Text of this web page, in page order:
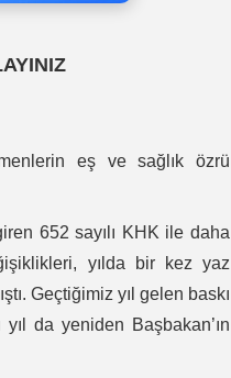
eş ve sağlık özrü
652 sayılı KHK ile daha
yılda bir kez yaz
Geçtiğimiz yıl gelen baskı
da yeniden Başbakan’ın